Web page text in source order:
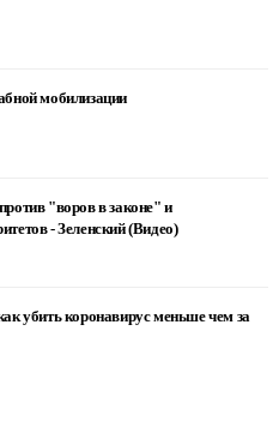
мобилизации
"воров в законе" и
- Зеленский (Видео)
убить коронавирус меньше чем за